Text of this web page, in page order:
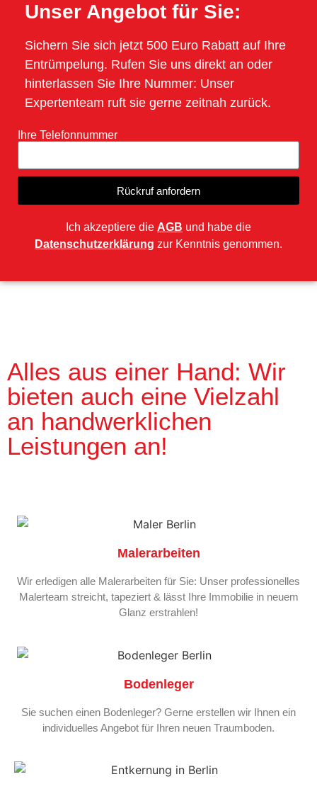
Unser Angebot für Sie:
Sichern Sie sich jetzt 500 Euro Rabatt auf Ihre
Entrümpelung. Rufen Sie uns direkt an oder
hinterlassen Sie Ihre Nummer: Unser
Expertenteam ruft sie gerne zeitnah zurück.
Ihre Telefonnummer
Rückruf anfordern
Ich akzeptiere die AGB und habe die
Datenschutzerklärung zur Kenntnis genommen.
Alles aus einer Hand: Wir
bieten auch eine Vielzahl
an handwerklichen
Leistungen an!
Malerarbeiten
Wir erledigen alle Malerarbeiten für Sie: Unser professionelles
Malerteam streicht, tapeziert & lässt Ihre Immobilie in neuem
Glanz erstrahlen!
Bodenleger
Sie suchen einen Bodenleger? Gerne erstellen wir Ihnen ein
individuelles Angebot für Ihren neuen Traumboden.